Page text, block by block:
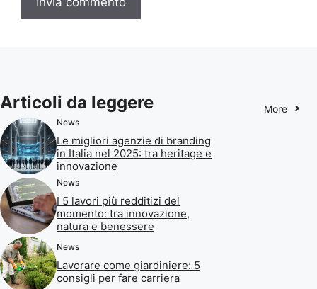
Articoli da leggere More
News
Le migliori agenzie di branding
in Italia nel 2025: tra heritage e
innovazione
News
I 5 lavori più redditizi del
momento: tra innovazione,
natura e benessere
News
Lavorare come giardiniere: 5
consigli per fare carriera